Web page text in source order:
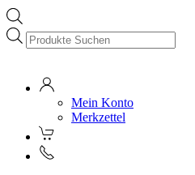
Products
search
Mein Konto
Merkzettel